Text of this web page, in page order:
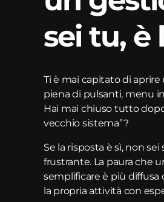
sei tu, è
Ti è mai capitato di
piena di pulsanti, menu
Hai mai chiuso tutto
vecchio sistema”?
Se la risposta è sì, non
frustrante. La paura che
semplificare è più
la propria attività con